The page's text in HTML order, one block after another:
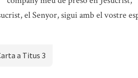
el Senyor, sigui amb el vostre
a Titus 3